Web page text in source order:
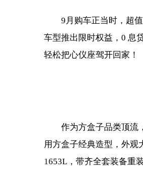
9月购车正当时，超
车型推出限时权益，0 息
轻松把心仪座驾开回家！
作为方盒子品类顶流
用方盒子经典造型，外观
1653L，带齐全套装备重